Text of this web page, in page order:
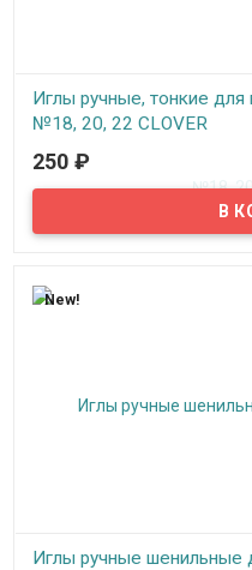
Иглы ручные, тонкие
№18, 20, 22 CLOVER
В наличии
Ушко иглы имеет
эллиптическую форму,
покрытие для гладкости
250 ₽
New!
Иглы ручные шенильные